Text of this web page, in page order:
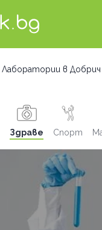
Лаборатории в Добрич
Здраве Спорт